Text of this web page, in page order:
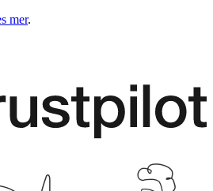
mer.